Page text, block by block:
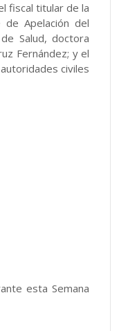
fiscal titular de la
de Apelación del
Salud, doctora
Fernández; y el
civiles
esta Semana